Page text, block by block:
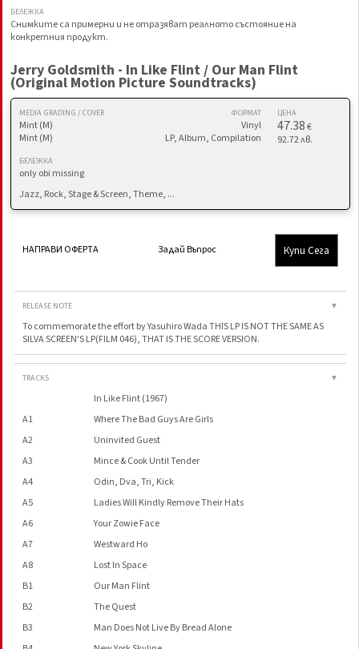
БЕЛЕЖКА
Снимките са примерни и не отразяват реалното състояние на
конкретния продукт.
Jerry Goldsmith - In Like Flint / Our Man Flint
(Original Motion Picture Soundtracks)
MEDIA GRADING / COVER
Mint (M)
Mint (M)
ФОРМАТ
Vinyl
LP, Album, Compilation
ЦЕНА
47.38€
92.72 лв.
БЕЛЕЖКА
only obi missing
Jazz, Rock, Stage & Screen, Theme, ...
НАПРАВИ ОФЕРТА Задай Въпрос Купи Сега
RELEASE NOTE ▼
To commemorate the effort by Yasuhiro Wada THIS LP IS NOT THE SAME AS
SILVA SCREEN'S LP(FILM 046), THAT IS THE SCORE VERSION.
TRACKS ▼
In Like Flint (1967)
A1
Where The Bad Guys Are Girls
A2
Uninvited Guest
A3
Mince & Cook Until Tender
A4
Odin, Dva, Tri, Kick
A5
Ladies Will Kindly Remove Their Hats
A6
Your Zowie Face
A7
Westward Ho
A8
Lost In Space
B1
Our Man Flint
B2
The Quest
B3
Man Does Not Live By Bread Alone